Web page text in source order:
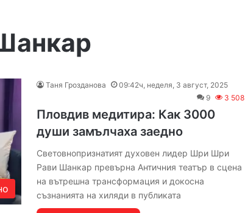
Таня Грозданова
09:42ч, неделя, 3 август, 2025
9
3 508
Пловдив медитира: Как 3000
души замълчаха заедно
Световнопризнатият духовен лидер Шри Шри
Рави Шанкар превърна Античния театър в сцена
на вътрешна трансформация и докосна
съзнанията на хиляди в публиката